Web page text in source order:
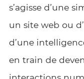
s’agisse d’une
un site web ou
d’une
en train de